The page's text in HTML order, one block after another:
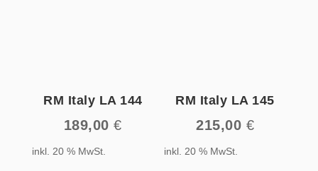
RM Italy LA 144
189,00€
inkl. 20 % MwSt.
RM Italy LA 145
215,00 €
inkl. 20 % MwSt.